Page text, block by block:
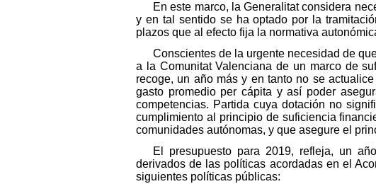
En este marco, la Generalitat considera
y en tal sentido se ha optado por la
plazos que al efecto fija la normativa
Conscientes de la urgente necesidad de
a la Comunitat Valenciana de un marco de
recoge, un año más y en tanto no se
gasto promedio per cápita y así poder
competencias. Partida cuya dotación no
cumplimiento al principio de suficiencia
comunidades autónomas, y que asegure el
El presupuesto para 2019, refleja, un
derivados de las políticas acordadas en el
siguientes políticas públicas: